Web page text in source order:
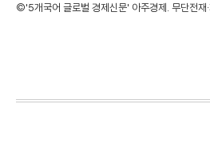
©'5개국어 글로벌 경제신문' 아주경제. 무단전재·